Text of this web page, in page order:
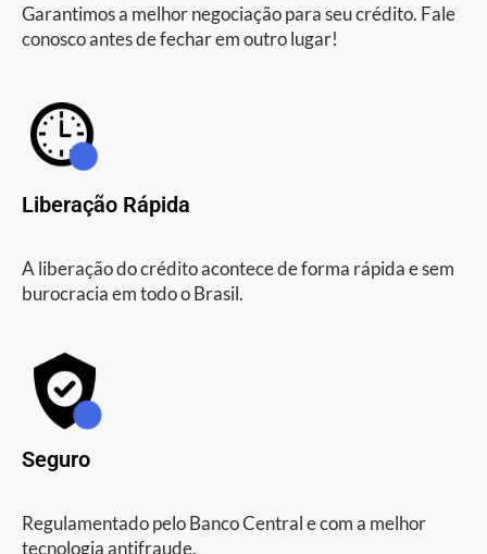
Garantimos a melhor negociação para seu crédito. Fale
conosco antes de fechar em outro lugar!
Liberação Rápida
A liberação do crédito acontece de forma rápida e sem
burocracia em todo o Brasil.
Seguro
Regulamentado pelo Banco Central e com a melhor
tecnologia antifraude.